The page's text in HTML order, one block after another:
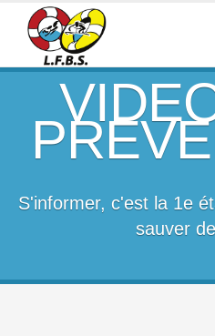
S'informer, c'est la 1e
sauver